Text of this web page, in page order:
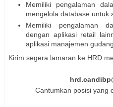
Memiliki pengalaman
mengelola database untuk
Memiliki pengalaman
dengan aplikasi retail
aplikasi manajemen
Kirim segera lamaran ke HRD
Cantumkan posisi yang